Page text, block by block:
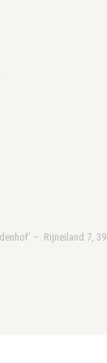
– Rijneiland 7,